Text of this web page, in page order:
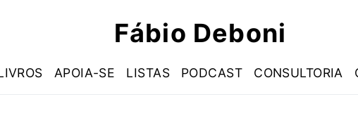
Fábio Deboni
APOIA-SE LISTAS PODCAST CONSULTORIA